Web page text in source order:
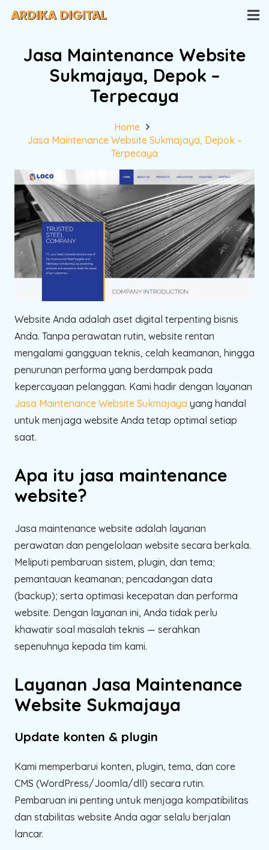
Jasa Maintenance Website
Sukmajaya, Depok –
Terpecaya
Home
Jasa Maintenance Website Sukmajaya, Depok –
Terpecaya
Website Anda adalah aset digital terpenting bisnis
Anda. Tanpa perawatan rutin, website rentan
mengalami gangguan teknis, celah keamanan, hingga
penurunan performa yang berdampak pada
kepercayaan pelanggan. Kami hadir dengan layanan
Jasa Maintenance Website Sukmajaya yang handal
untuk menjaga website Anda tetap optimal setiap
saat.
Apa itu jasa maintenance
website?
Jasa maintenance website adalah layanan
perawatan dan pengelolaan website secara berkala.
Meliputi pembaruan sistem, plugin, dan tema;
pemantauan keamanan; pencadangan data
(backup); serta optimasi kecepatan dan performa
website. Dengan layanan ini, Anda tidak perlu
khawatir soal masalah teknis — serahkan
sepenuhnya kepada tim kami.
Layanan Jasa Maintenance
Website Sukmajaya
Update konten & plugin
Kami memperbarui konten, plugin, tema, dan core
CMS (WordPress/Joomla/dll) secara rutin.
Pembaruan ini penting untuk menjaga kompatibilitas
dan stabilitas website Anda agar selalu berjalan
lancar.